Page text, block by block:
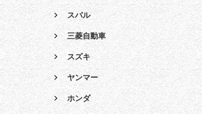
スバル
三菱自動車
スズキ
ヤンマー
ホンダ